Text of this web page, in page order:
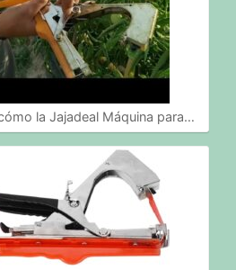
la Jajadeal Máquina para…